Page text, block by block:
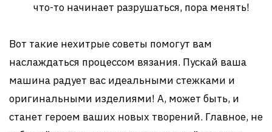
что-то начинает разрушаться, пора менять!
Вот такие нехитрые советы помогут вам
наслаждаться процессом вязания. Пускай ваша
машина радует вас идеальными стежками и
оригинальными изделиями! А, может быть, и
станет героем ваших новых творений. Главное, не